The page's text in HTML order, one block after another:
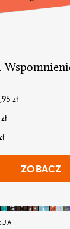
zł
zł
ZOBACZ